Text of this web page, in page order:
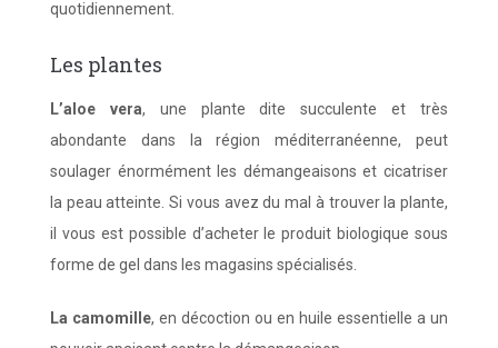
quotidiennement.
Les plantes
L’aloe vera, une plante dite succulente et très
abondante dans la région méditerranéenne, peut
soulager énormément les démangeaisons et cicatriser
la peau atteinte. Si vous avez du mal à trouver la plante,
il vous est possible d’acheter le produit biologique sous
forme de gel dans les magasins spécialisés.
La camomille, en décoction ou en huile essentielle a un